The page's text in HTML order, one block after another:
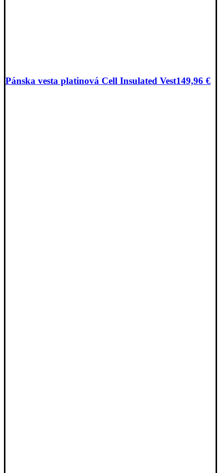
Pánska vesta platinová Cell Insulated Vest149,96 €